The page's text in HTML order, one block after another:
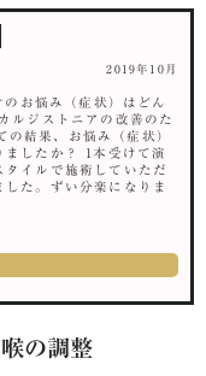
2019年10月
お悩み（症状）はどん
ルジストニアの改善のた
結果、お悩み（症状）
ましたか？ 1本受けて演
イルで施術していただ
た。ずい分楽になりま
の調整